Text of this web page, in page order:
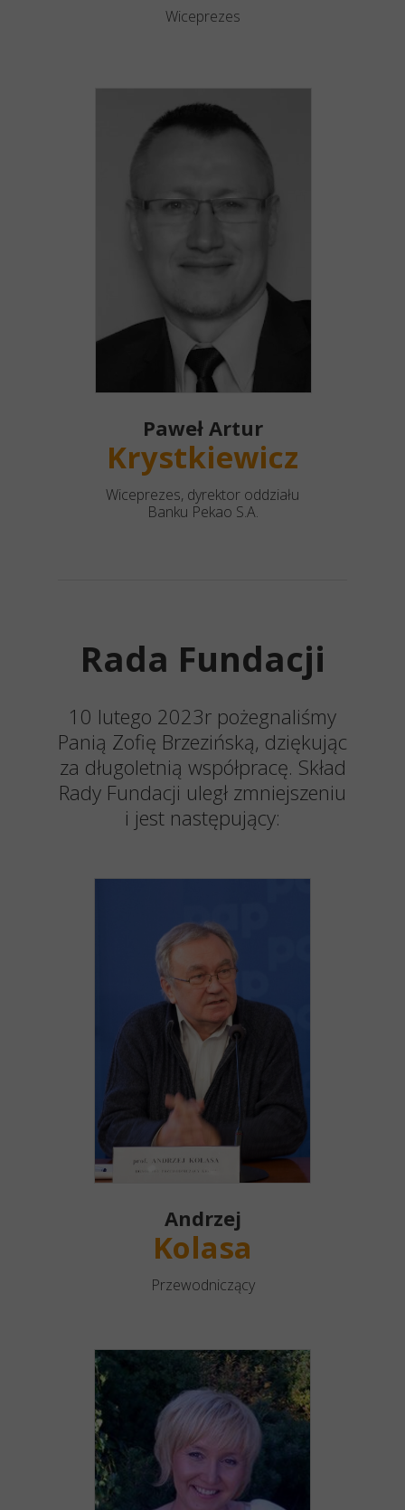
Andrzej
Kolasa
Przewodniczący
Paweł Artur
Krystkiewicz
Wiceprezes, dyrektor oddziału
Banku Pekao S.A.
Wiceprezes
Rada Fundacji
10 lutego 2023r pożegnaliśmy
Panią Zofię Brzezińską, dziękując
za długoletnią współpracę. Skład
Rady Fundacji uległ zmniejszeniu
i jest następujący: